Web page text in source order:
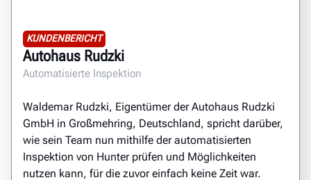
KUNDENBERICHT
Autohaus Rudzki
Automatisierte Inspektion
Waldemar Rudzki, Eigentümer der Autohaus Rudzki
GmbH in Großmehring, Deutschland, spricht darüber,
wie sein Team nun mithilfe der automatisierten
Inspektion von Hunter prüfen und Möglichkeiten
nutzen kann, für die zuvor einfach keine Zeit war.